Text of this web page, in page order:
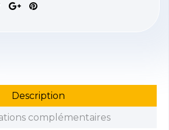
Description
complémentaires